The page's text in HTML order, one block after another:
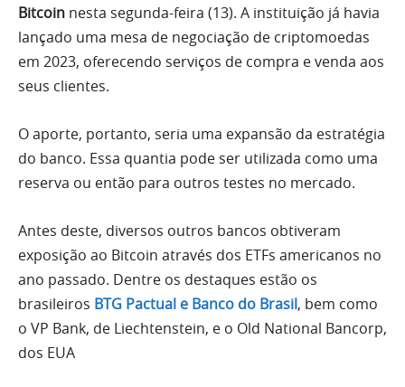
Bitcoin nesta segunda-feira (13). A instituição já havia
lançado uma mesa de negociação de criptomoedas
em 2023, oferecendo serviços de compra e venda aos
seus clientes.
O aporte, portanto, seria uma expansão da estratégia
do banco. Essa quantia pode ser utilizada como uma
reserva ou então para outros testes no mercado.
Antes deste, diversos outros bancos obtiveram
exposição ao Bitcoin através dos ETFs americanos no
ano passado. Dentre os destaques estão os
brasileiros BTG Pactual e Banco do Brasil, bem como
o VP Bank, de Liechtenstein, e o Old National Bancorp,
dos EUA